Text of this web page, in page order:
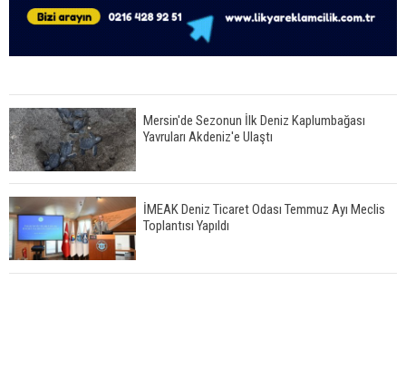
Mersin'de Sezonun İlk Deniz Kaplumbağası
Yavruları Akdeniz'e Ulaştı
İMEAK Deniz Ticaret Odası Temmuz Ayı Meclis
Toplantısı Yapıldı